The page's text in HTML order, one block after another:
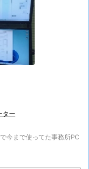
ター
今まで使ってた事務所PC